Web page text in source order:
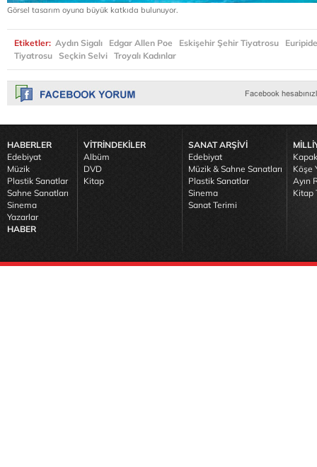
Görsel tasarım oyuna büyük katkıda bulunuyor.
Etiketler: Aydın Sigalı Edgar Allen Poe Eskişehir Şehir Tiyatrosu
Tiyatrosu
Seçkin Selvi Troyalı Kadınlar
HABERLER
Edebiyat
Müzik
Plastik Sanatlar
Sahne Sanatları
Sinema
Yazarlar
HABER
VİTRİNDEKİLER
Albüm
DVD
Kitap
SANAT ARŞİVİ
Edebiyat
Müzik & Sahne Sanatları
Plastik Sanatlar
Sinema
Sanat Terimi
Köşe
Ayın
Kitap